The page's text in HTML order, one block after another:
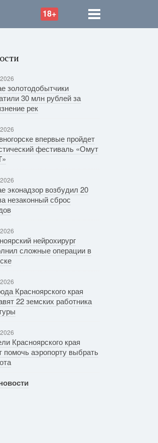
18+
золотодобытчики
30 млн рублей за
рек
впервые пройдет
фестиваль «Омут
эконадзор возбудил 20
незаконный сброс
нейрохирург
сложные операции в
Красноярского края
22 земских работника
Красноярского края
помочь аэропорту выбрать